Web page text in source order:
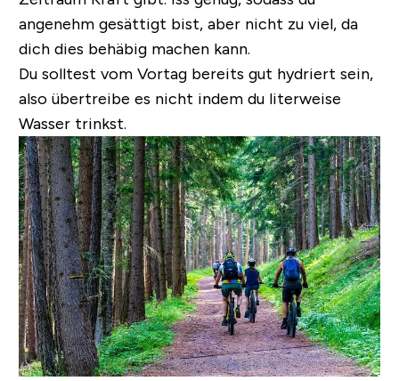
angenehm gesättigt bist, aber nicht zu viel, da
dich dies behäbig machen kann.
Du solltest vom Vortag bereits gut hydriert sein,
also übertreibe es nicht indem du literweise
Wasser trinkst.